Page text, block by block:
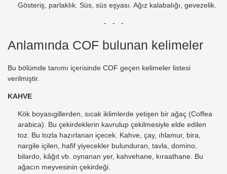
Gösteriş, parlaklık. Süs, süs eşyası. Ağız kalabalığı, gevezelik.
- - -
Anlamında COF bulunan kelimeler
Bu bölümde tanımı içerisinde COF geçen kelimeler listesi
verilmiştir.
KAHVE
Kök boyasıgillerden, sıcak iklimlerde yetişen bir ağaç (Coffea
arabica). Bu çekirdeklerin kavrulup çekilmesiyle elde edilen
toz. Bu tozla hazırlanan içecek. Kahve, çay, ıhlamur, bira,
nargile içilen, hafif yiyecekler bulunduran, tavla, domino,
bilardo, kâğıt vb. oynanan yer, kahvehane, kıraathane. Bu
ağacın meyvesinin çekirdeği.